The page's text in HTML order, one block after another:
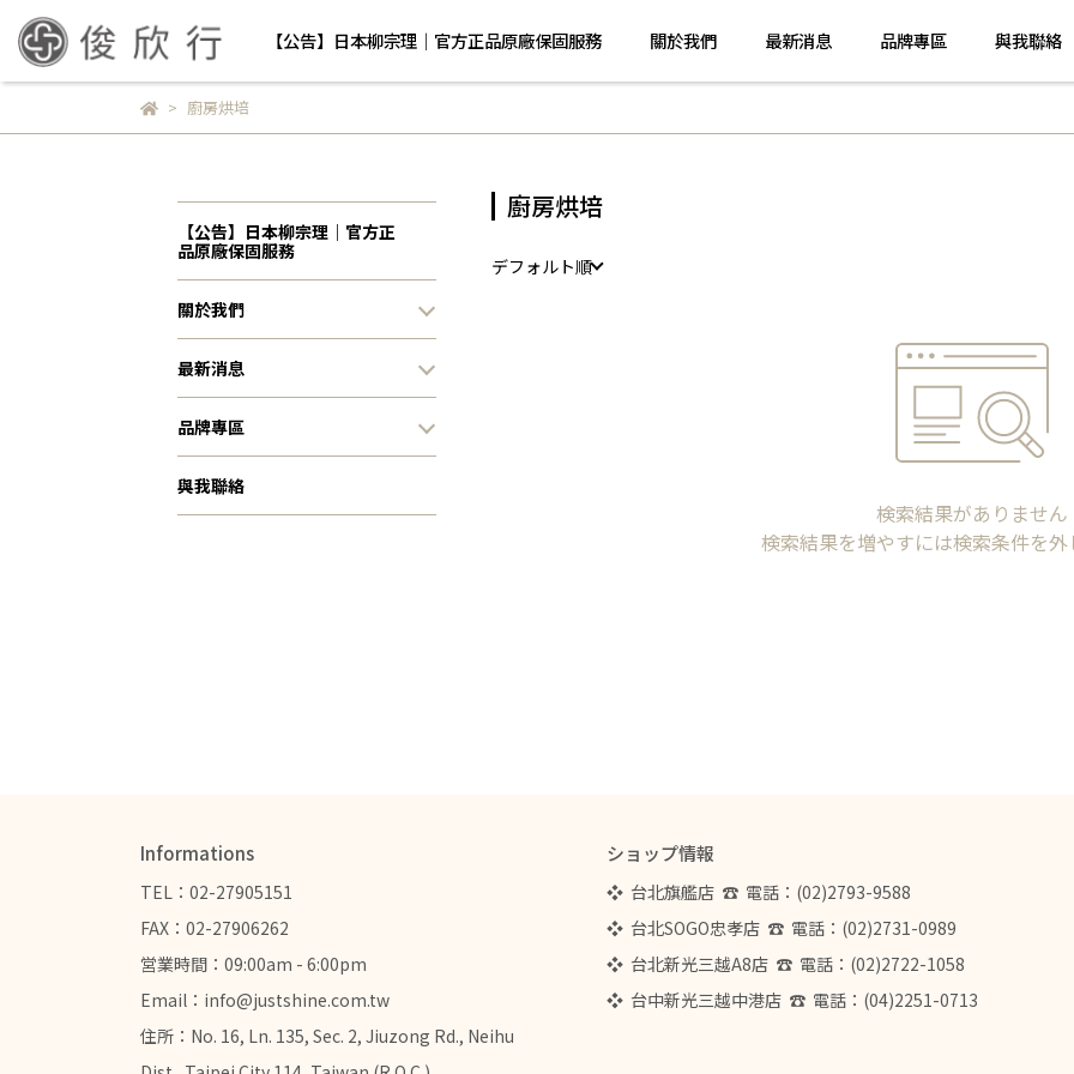
【公告】日本柳宗理｜官方正品原廠保固服務 關於我們 最新消息 品牌專區 與我聯絡
廚房烘培
【公告】日本柳宗理｜官方正
品原廠保固服務
關於我們
最新消息
品牌專區
與我聯絡
廚房烘培
デフォルト順
検索結果がありません
検索結果を増やすには検索条件を
Informations
TEL：02-27905151
FAX：02-27906262
営業時間：09:00am - 6:00pm
Email：info@justshine.com.tw
住所：No. 16, Ln. 135, Sec. 2, Jiuzong Rd., Neihu
ショップ情報
❖  台北旗艦店  ☎  電話：(02)2793-9588
❖  台北SOGO忠孝店  ☎  電話：(02)2731-0989
❖  台北新光三越A8店  ☎  電話：(02)2722-1058
❖  台中新光三越中港店  ☎  電話：(04)2251-0713